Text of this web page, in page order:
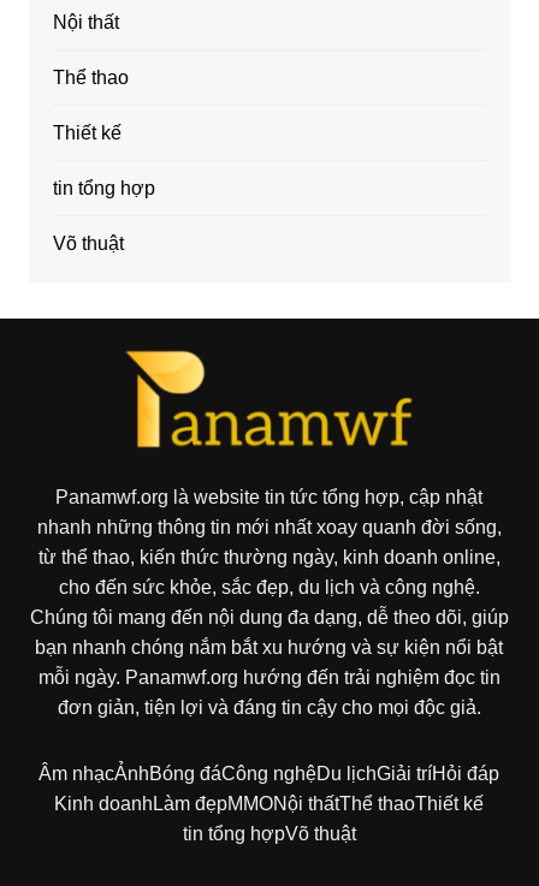
Nội thất
Thể thao
Thiết kế
tin tổng hợp
Võ thuật
Panamwf.org là website tin tức tổng hợp, cập nhật
nhanh những thông tin mới nhất xoay quanh đời sống,
từ thể thao, kiến thức thường ngày, kinh doanh online,
cho đến sức khỏe, sắc đẹp, du lịch và công nghệ.
Chúng tôi mang đến nội dung đa dạng, dễ theo dõi, giúp
bạn nhanh chóng nắm bắt xu hướng và sự kiện nổi bật
mỗi ngày. Panamwf.org hướng đến trải nghiệm đọc tin
đơn giản, tiện lợi và đáng tin cậy cho mọi độc giả.
Âm nhạcẢnhBóng đáCông nghệDu lịchGiải tríHỏi đáp
Kinh doanh Làm đẹpMMONội thấtThể thaoThiết kế
tin tổng hợpVõ thuật